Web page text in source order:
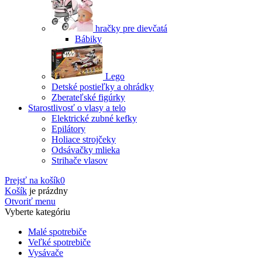
hračky pre dievčatá
Bábiky
Lego
Detské postieľky a ohrádky
Zberateľské figúrky
Starostlivosť o vlasy a telo
Elektrické zubné kefky
Epilátory
Holiace strojčeky
Odsávačky mlieka
Strihače vlasov
Prejsť na košík0
Košík je prázdny
Otvoriť menu
Vyberte kategóriu
Malé spotrebiče
Veľké spotrebiče
Vysávače